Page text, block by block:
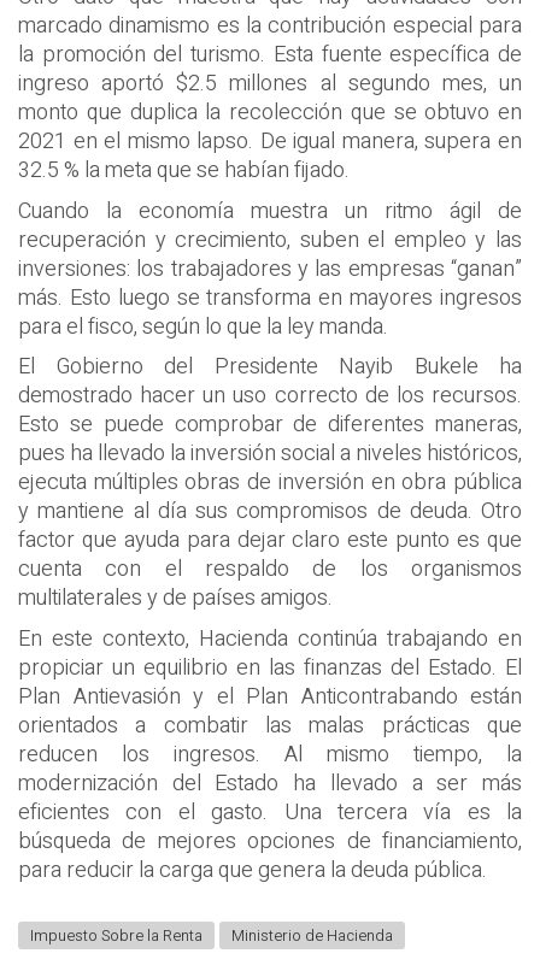
marcado dinamismo es la contribución especial para
la promoción del turismo. Esta fuente específica de
ingreso aportó $2.5 millones al segundo mes, un
monto que duplica la recolección que se obtuvo en
2021 en el mismo lapso. De igual manera, supera en
32.5 % la meta que se habían fijado.
Cuando la economía muestra un ritmo ágil de
recuperación y crecimiento, suben el empleo y las
inversiones: los trabajadores y las empresas “ganan”
más. Esto luego se transforma en mayores ingresos
para el fisco, según lo que la ley manda.
El Gobierno del Presidente Nayib Bukele ha
demostrado hacer un uso correcto de los recursos.
Esto se puede comprobar de diferentes maneras,
pues ha llevado la inversión social a niveles históricos,
ejecuta múltiples obras de inversión en obra pública
y mantiene al día sus compromisos de deuda. Otro
factor que ayuda para dejar claro este punto es que
cuenta con el respaldo de los organismos
multilaterales y de países amigos.
En este contexto, Hacienda continúa trabajando en
propiciar un equilibrio en las finanzas del Estado. El
Plan Antievasión y el Plan Anticontrabando están
orientados a combatir las malas prácticas que
reducen los ingresos. Al mismo tiempo, la
modernización del Estado ha llevado a ser más
eficientes con el gasto. Una tercera vía es la
búsqueda de mejores opciones de financiamiento,
para reducir la carga que genera la deuda pública.
Impuesto Sobre la Renta Ministerio de Hacienda